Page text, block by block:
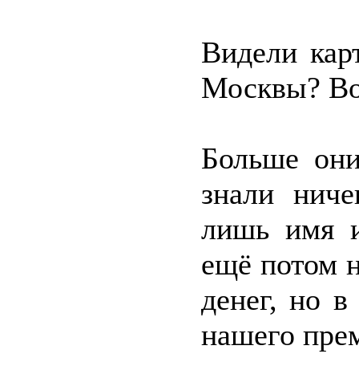
Видели
Москвы?
Больше
знали
лишь имя
ещё потом
денег, но
нашего